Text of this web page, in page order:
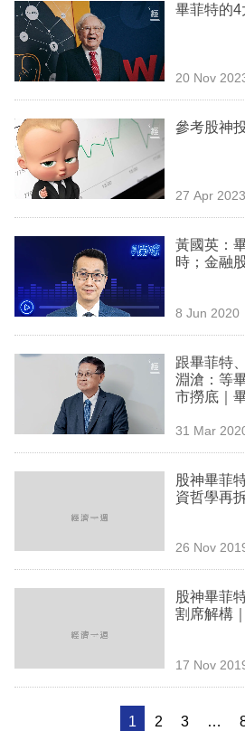
事
欄
訂
區
畢菲特的4
20 Nov
參考股神
27 Apr 2023
黃國英：
時；金融
8 Jun 2020
跟畢菲特
淵滄：等
市撈底｜
31 Mar
股神畢菲
資哲學再
26 Nov
股神畢菲
割席解構
17 Nov
1 2 3 …